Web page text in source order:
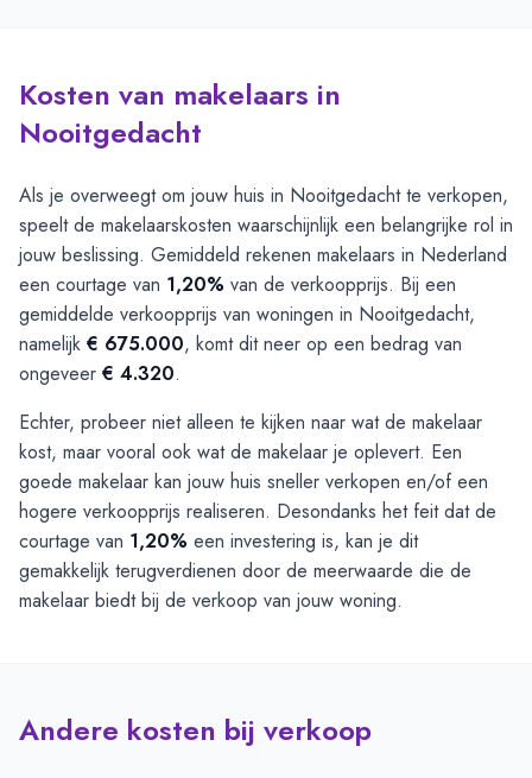
Kosten van makelaars in
Nooitgedacht
Als je overweegt om jouw huis in Nooitgedacht te verkopen,
speelt de makelaarskosten waarschijnlijk een belangrijke rol in
jouw beslissing. Gemiddeld rekenen makelaars in Nederland
een courtage van 1,20% van de verkoopprijs. Bij een
gemiddelde verkoopprijs van woningen in Nooitgedacht,
namelijk € 675.000, komt dit neer op een bedrag van
ongeveer € 4.320.
Echter, probeer niet alleen te kijken naar wat de makelaar
kost, maar vooral ook wat de makelaar je oplevert. Een
goede makelaar kan jouw huis sneller verkopen en/of een
hogere verkoopprijs realiseren. Desondanks het feit dat de
courtage van 1,20% een investering is, kan je dit
gemakkelijk terugverdienen door de meerwaarde die de
makelaar biedt bij de verkoop van jouw woning.
Andere kosten bij verkoop